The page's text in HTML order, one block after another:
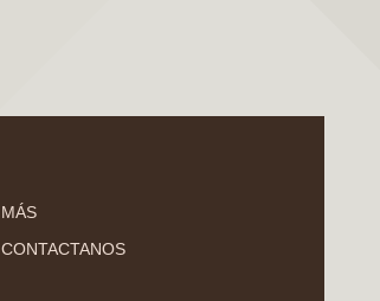
MÁS
CONTACTANOS